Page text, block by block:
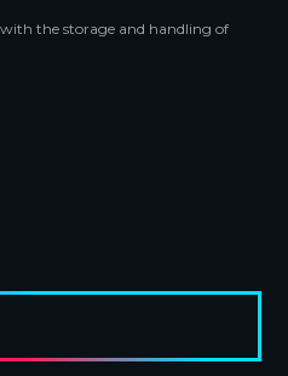
the storage and handling of